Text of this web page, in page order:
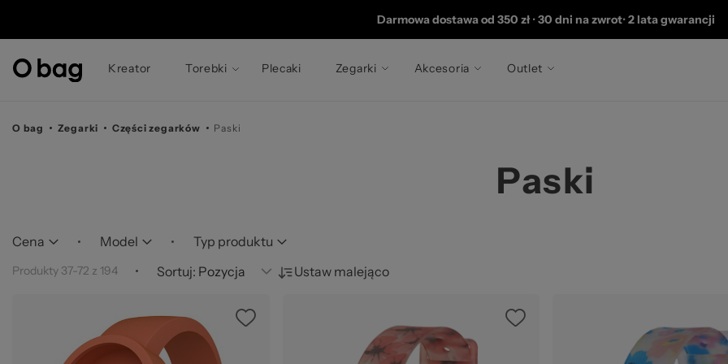
©
Darmowa dostawa od 350 zł •30 dni na zwrot•2 lata gwarancji
Kreator Torebki Plecaki Zegarki Akcesoria Outlet
O bag Zegarki Części zegarków Paski
Paski
Produkty 37-72 z 194 Sortuj: Ustaw malejąco
Cena Model Typ produktu